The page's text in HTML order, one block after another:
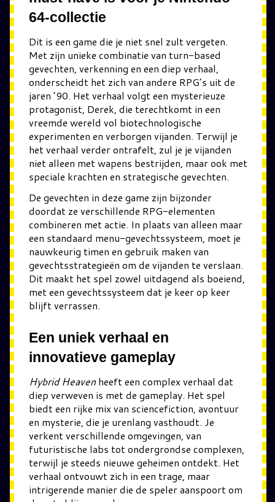
64-collectie
Dit is een game die je niet snel zult vergeten.
Met zijn unieke combinatie van turn-based
gevechten, verkenning en een diep verhaal,
onderscheidt het zich van andere RPG’s uit de
jaren ’90. Het verhaal volgt een mysterieuze
protagonist, Derek, die terechtkomt in een
vreemde wereld vol biotechnologische
experimenten en verborgen vijanden. Terwijl je
het verhaal verder ontrafelt, zul je je vijanden
niet alleen met wapens bestrijden, maar ook met
speciale krachten en strategische gevechten.
De gevechten in deze game zijn bijzonder
doordat ze verschillende RPG-elementen
combineren met actie. In plaats van alleen maar
een standaard menu-gevechtssysteem, moet je
nauwkeurig timen en gebruik maken van
gevechtsstrategieën om de vijanden te verslaan.
Dit maakt het spel zowel uitdagend als boeiend,
met een gevechtssysteem dat je keer op keer
blijft verrassen.
Een uniek verhaal en
innovatieve gameplay
Hybrid Heavenheeft een complex verhaal dat
diep verweven is met de gameplay. Het spel
biedt een rijke mix van sciencefiction, avontuur
en mysterie, die je urenlang vasthoudt. Je
verkent verschillende omgevingen, van
futuristische labs tot ondergrondse complexen,
terwijl je steeds nieuwe geheimen ontdekt. Het
verhaal ontvouwt zich in een trage, maar
intrigerende manier die de speler aanspoort om